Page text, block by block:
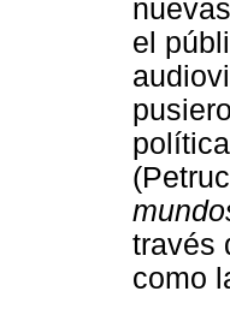
el
través
como